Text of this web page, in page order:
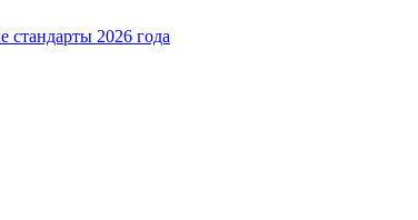
стандарты 2026 года